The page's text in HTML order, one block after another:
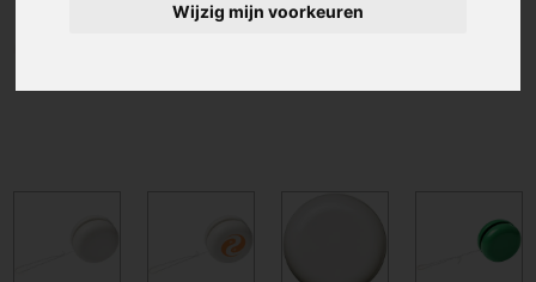
Wijzig mijn voorkeuren